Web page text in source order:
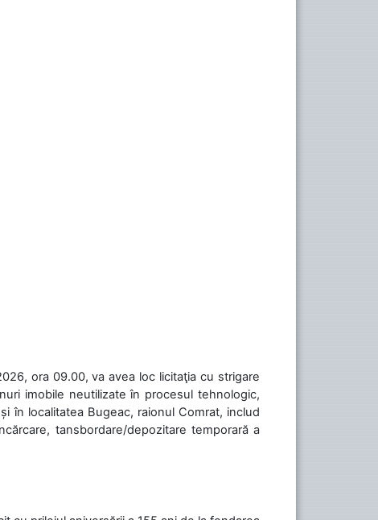
ora 09.00, va avea loc licitaţia cu strigare
imobile neutilizate în procesul tehnologic,
în localitatea Bugeac, raionul Comrat, includ
tansbordare/depozitare temporară a